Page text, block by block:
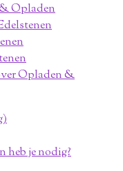
Opladen
Opladen &
heb je nodig?